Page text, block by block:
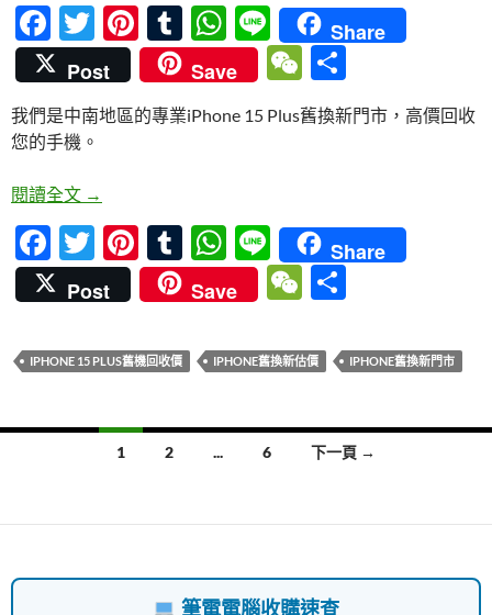
F
ac
e
b
o
o
k
T
w
itt
er
Pi
nt
er
es
T
u
m
bl
W
h
at
s
p
Li
n
e
Share
Post
Save
W
e
C
享
我們是中南地區的專業iPhone 15 Plus舊換新門市，高價回收
您的手機。
閱讀全文 高雄、台南、台中iPhone 15 Plus舊換新門市專家
→
F
ac
e
b
o
o
T
w
itt
er
Pi
nt
er
es
t
T
u
m
bl
r
W
h
at
s
A
p
Li
n
e
Share
Post
Save
W
C
at
IPHONE 15 PLUS舊機回收價 IPHONE舊換新估價 IPHONE舊換新門市
導
1 2 ... 6 下一頁 →
筆電電腦收購速查